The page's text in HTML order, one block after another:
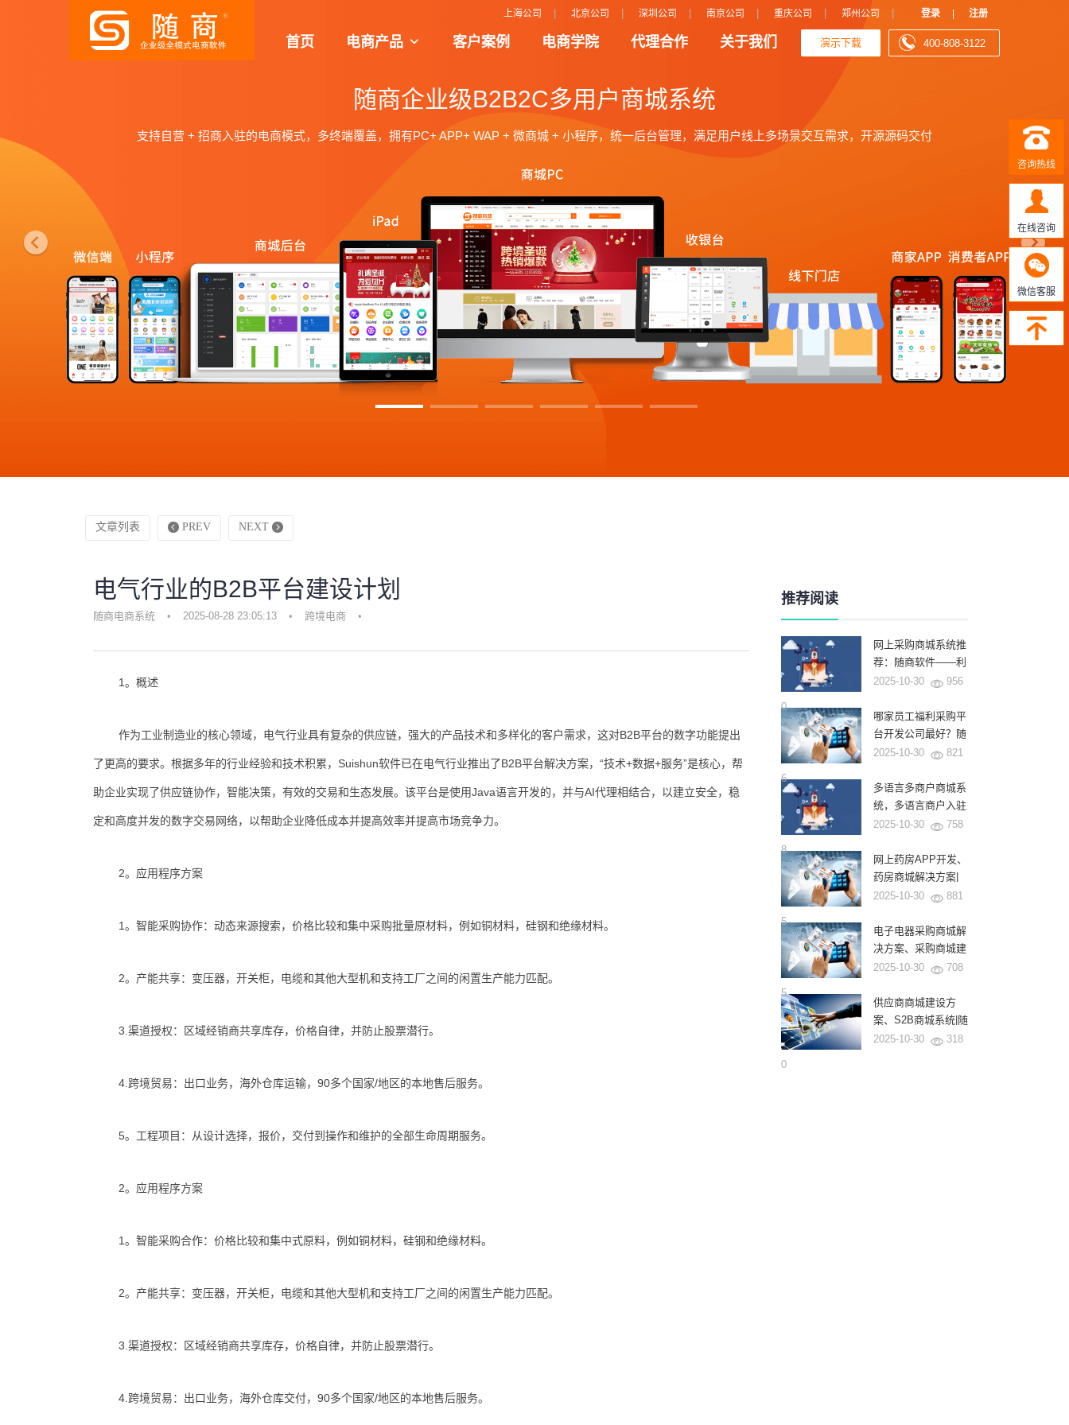
上海公司 北京公司 深圳公司 南京公司 重庆公司 郑州公司 登录 注册
首页 电商产品 客户案例 电商学院 代理合作 关于我们 演示下载 400-808-3122
直播+短视频社交电商系统
提升购买转化，实现流量变现，通过直播+短视频+电商新模式场景把人、货、场的完美呈现和结合
满足小程序、APP多种带货场景，支持多商户直播，打造互动性更强的购物平台
体验直播电商系统
s
文章列表 PREV NEXT
电气行业的B2B平台建设计划
随商电商系统 • 2025-08-28 23:05:13 • 跨境电商 •
1。概述
作为工业制造业的核心领域，电气行业具有复杂的供应链，强大的产品技术和多样化的客户需求，这对B2B平台的数字功能提出
了更高的要求。根据多年的行业经验和技术积累，Suishun软件已在电气行业推出了B2B平台解决方案，“技术+数据+服务”是核心，帮
助企业实现了供应链协作，智能决策，有效的交易和生态发展。该平台是使用Java语言开发的，并与AI代理相结合，以建立安全，稳
定和高度并发的数字交易网络，以帮助企业降低成本并提高效率并提高市场竞争力。
2。应用程序方案
1。智能采购协作：动态来源搜索，价格比较和集中采购批量原材料，例如铜材料，硅钢和绝缘材料。
2。产能共享：变压器，开关柜，电缆和其他大型机和支持工厂之间的闲置生产能力匹配。
3.渠道授权：区域经销商共享库存，价格自律，并防止股票潜行。
4.跨境贸易：出口业务，海外仓库运输，90多个国家/地区的本地售后服务。
5。工程项目：从设计选择，报价，交付到操作和维护的全部生命周期服务。
2。应用程序方案
1。智能采购合作：价格比较和集中式原料，例如铜材料，硅钢和绝缘材料。
2。产能共享：变压器，开关柜，电缆和其他大型机和支持工厂之间的闲置生产能力匹配。
3.渠道授权：区域经销商共享库存，价格自律，并防止股票潜行。
4.跨境贸易：出口业务，海外仓库交付，90多个国家/地区的本地售后服务。
推荐阅读
网上采购商城系统推
荐：随商软件——利
用AI和深厚的行业积
式
2025-10-30 956
0
哪家员工福利采购平
台开发公司最好？随
商软件为何成为龙头
2025-10-30 821
6
多语言多商户商城系
统，多语言商户入驻
商城系统|随商软件
2025-10-30 758
8
网上药房APP开发、
药房商城解决方案|
随商软件
2025-10-30 881
5
电子电器采购商城解
决方案、采购商城建
设|源码交付|随商软
2025-10-30 708
5
供应商商城建设方
案、S2B商城系统|随
商软件
2025-10-30 318
0
咨询热线
在线咨询
微信客服